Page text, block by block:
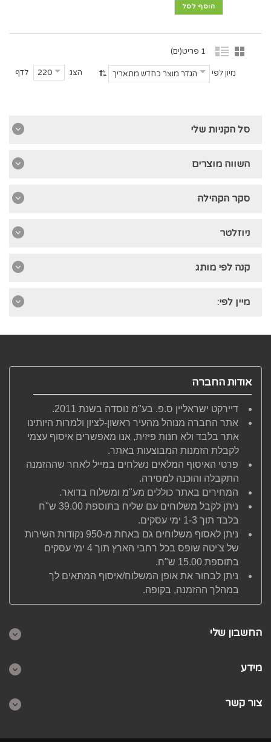
הוסף לסל
1 פריט(ים)
הצג 220 לדף מיון לפי הגדר מוצר כחדש מתאריך
סל הקניות שלי
השווה מוצרים
סקר הקהילה
ניוזלטר
קנה לפי מותג
מיין לפי:
אודות החברה
דיירקט ישראליין ס.פ. בע"מ נוסדה בשנת 2011.
אתר החברה מנוהל מהעיר ראשון-לציון ולמרות היותינו
אתר בלבד ולא חנות פיזית, אנו מאפשרים איסוף עצמי
לקבלת הזמנות המבוצעות באתר.
פרטי האיסוף המלאים נשלחים במייל לאחר שההזמנה
התקבלה והוכנה למסירה.
המחירים באתר כוללים מע"מ ומשלוח בדואר.
ניתן לקבל משלוחים עם שליח בתוספת 39.00 ש"ח
בלבד תוך 1-3 ימי עסקים.
ניתן לאסוף משלוחים גם באחת מ-950 נקודות השירות
של צ'יטה שופס בכל רחבי הארץ תוך 4 ימי עסקים
בתוספת 15.00 ש"ח.
ניתן לבחור את אופן המשלוח/איסוף המתאים לך
במהלך ההזמנה, בקופה.
החשבון שלי
מידע
צור קשר